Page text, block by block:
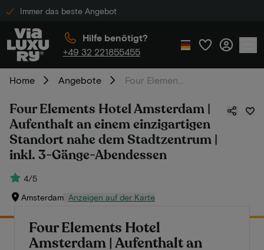
Immer das beste Angebot
Hilfe benötigt?
+49 32 221855455
Home Angebote
Four Elements Hotel Amsterdam |
Aufenthalt an einem einzigartigen
Standort nahe dem Stadtzentrum |
inkl. 3-Gänge-Abendessen
4/5
Amsterdam Anzeigen auf der Karte
Four Elements Hotel
Amsterdam | Aufenthalt an